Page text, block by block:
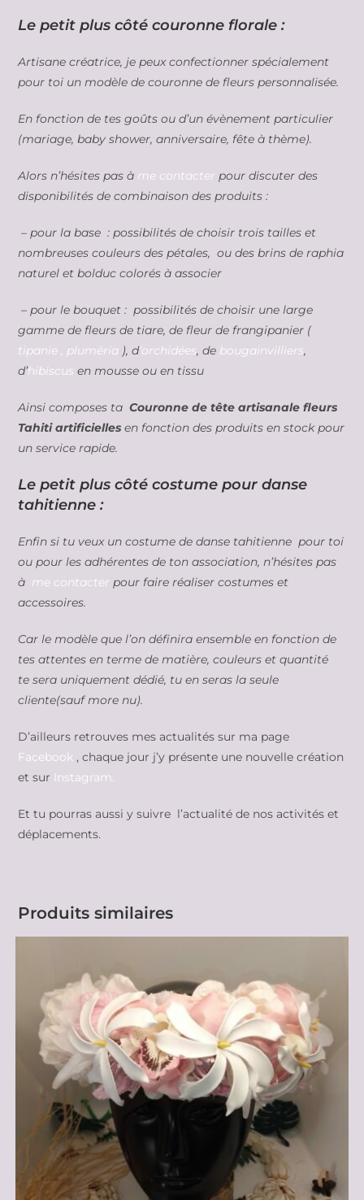
Le petit plus côté couronne florale :
Artisane créatrice, je peux confectionner spécialement
pour toi un modèle de couronne de fleurs personnalisée.
En fonction de tes goûts ou d’un évènement particulier
(mariage, baby shower, anniversaire, fête à thème).
Alors n’hésites pas à me contacter pour discuter des
disponibilités de combinaison des produits :
– pour la base : possibilités de choisir trois tailles et
nombreuses couleurs des pétales, ou des brins de raphia
naturel et bolduc colorés à associer
– pour le bouquet : possibilités de choisir une large
gamme de fleurs de tiare, de fleur de frangipanier (
tipanie , pluméria ), d‘orchidées, de bougainvilliers,
d’hibiscus en mousse ou en tissu
Ainsi composes taCouronne de tête artisanale fleurs
Tahiti artificielles en fonction des produits en stock pour
un service rapide.
Le petit plus côté costume pour danse
tahitienne :
Enfin si tu veux un costume de danse tahitienne pour toi
ou pour les adhérentes de ton association, n’hésites pas
à me contacter pour faire réaliser costumes et
accessoires.
Car le modèle que l’on définira ensemble en fonction de
tes attentes en terme de matière, couleurs et quantité
te sera uniquement dédié, tu en seras la seule
cliente(sauf more nu).
D’ailleurs retrouves mes actualités sur ma page
Facebook , chaque jour j’y présente une nouvelle création
et sur Instagram.
Et tu pourras aussi y suivre l’actualité de nos activités et
déplacements.
Produits similaires